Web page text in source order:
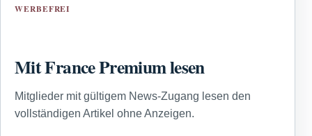
WERBEFREI
Mit France Premium lesen
Mitglieder mit gültigem News-Zugang lesen den
vollständigen Artikel ohne Anzeigen.